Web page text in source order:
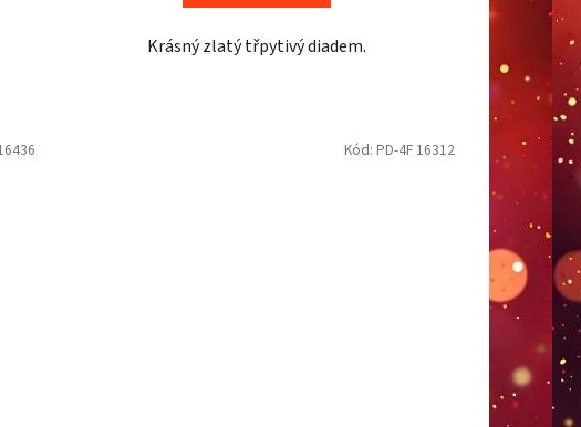
Krásný zlatý třpytivý diadem.
Kód: PD-4F 16312